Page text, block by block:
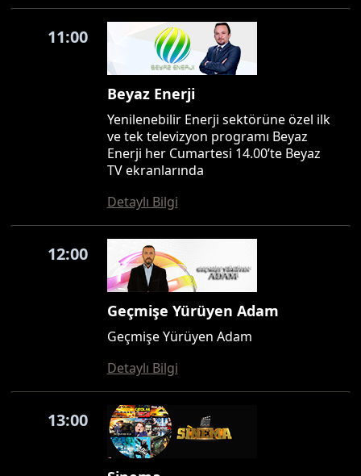
11:00
Beyaz Enerji
Yenilenebilir Enerji sektörüne özel ilk
ve tek televizyon programı Beyaz
Enerji her Cumartesi 14.00’te Beyaz
TV ekranlarında
Detaylı Bilgi
12:00
Geçmişe Yürüyen Adam
Geçmişe Yürüyen Adam
Detaylı Bilgi
13:00